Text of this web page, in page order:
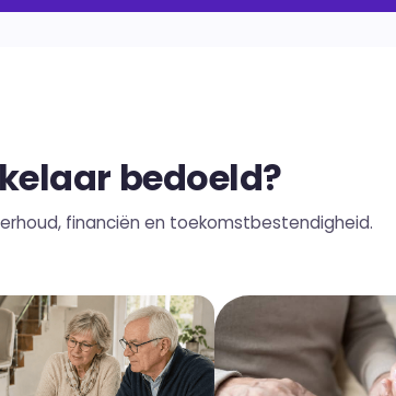
bedoeld?
financiën en toekomstbestendigheid.